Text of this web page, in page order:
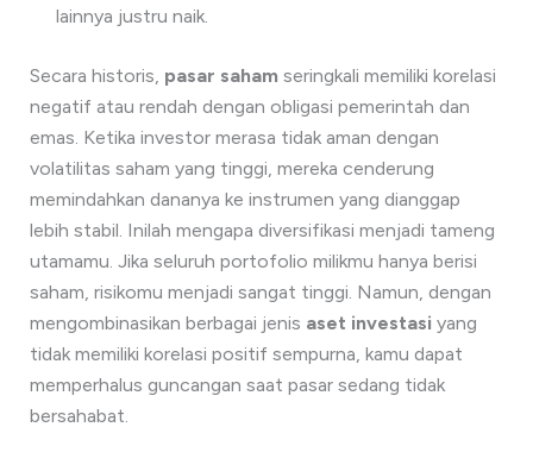
lainnya justru naik.
Secara historis, pasar saham seringkali memiliki korelasi
negatif atau rendah dengan obligasi pemerintah dan
emas. Ketika investor merasa tidak aman dengan
volatilitas saham yang tinggi, mereka cenderung
memindahkan dananya ke instrumen yang dianggap
lebih stabil. Inilah mengapa diversifikasi menjadi tameng
utamamu. Jika seluruh portofolio milikmu hanya berisi
saham, risikomu menjadi sangat tinggi. Namun, dengan
mengombinasikan berbagai jenis aset investasi yang
tidak memiliki korelasi positif sempurna, kamu dapat
memperhalus guncangan saat pasar sedang tidak
bersahabat.